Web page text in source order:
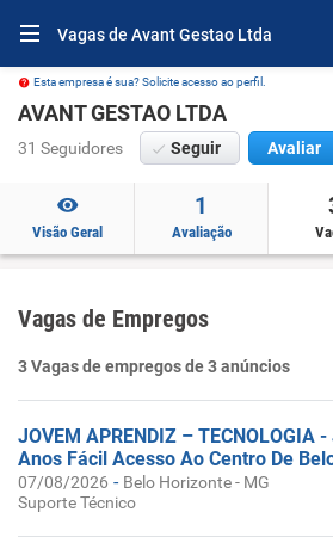
Vagas de Avant Gestao Ltda
Esta empresa é sua? Solicite acesso ao perfil.
AVANT GESTAO LTDA
31 Seguidores Seguir Avaliar
Visão Geral
1
Avaliação
Vagas de Empregos
3 Vagas de empregos de 3 anúncios
JOVEM APRENDIZ – TECNOLOGIA
Anos Fácil Acesso Ao Centro De
07/08/2026 - Belo Horizonte - MG
Suporte Técnico